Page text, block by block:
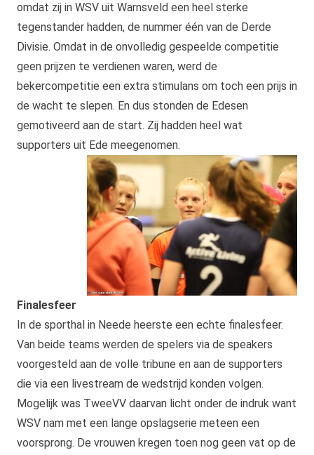
omdat zij in WSV uit Warnsveld een heel sterke
tegenstander hadden, de nummer één van de Derde
Divisie. Omdat in de onvolledig gespeelde competitie
geen prijzen te verdienen waren, werd de
bekercompetitie een extra stimulans om toch een prijs in
de wacht te slepen. En dus stonden de Edesen
gemotiveerd aan de start. Zij hadden heel wat
supporters uit Ede meegenomen.
Finalesfeer
In de sporthal in Neede heerste een echte finalesfeer.
Van beide teams werden de spelers via de speakers
voorgesteld aan de volle tribune en aan de supporters
die via een livestream de wedstrijd konden volgen.
Mogelijk was TweeVV daarvan licht onder de indruk want
WSV nam met een lange opslagserie meteen een
voorsprong. De vrouwen kregen toen nog geen vat op de